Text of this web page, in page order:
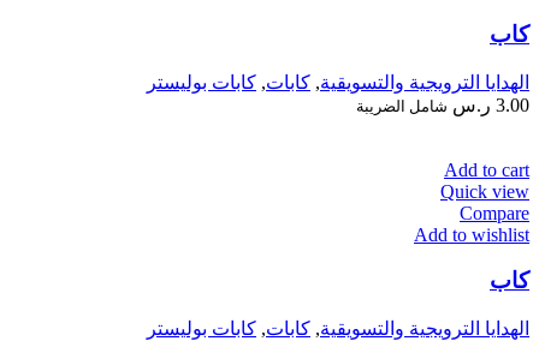
كاب
الهدايا الترويجية والتسويقية, كابات, كابات بوليستر
3.00 ر.س شامل الضريبة
Add to cart
Quick view
Compare
Add to wishlist
كاب
الهدايا الترويجية والتسويقية, كابات, كابات بوليستر